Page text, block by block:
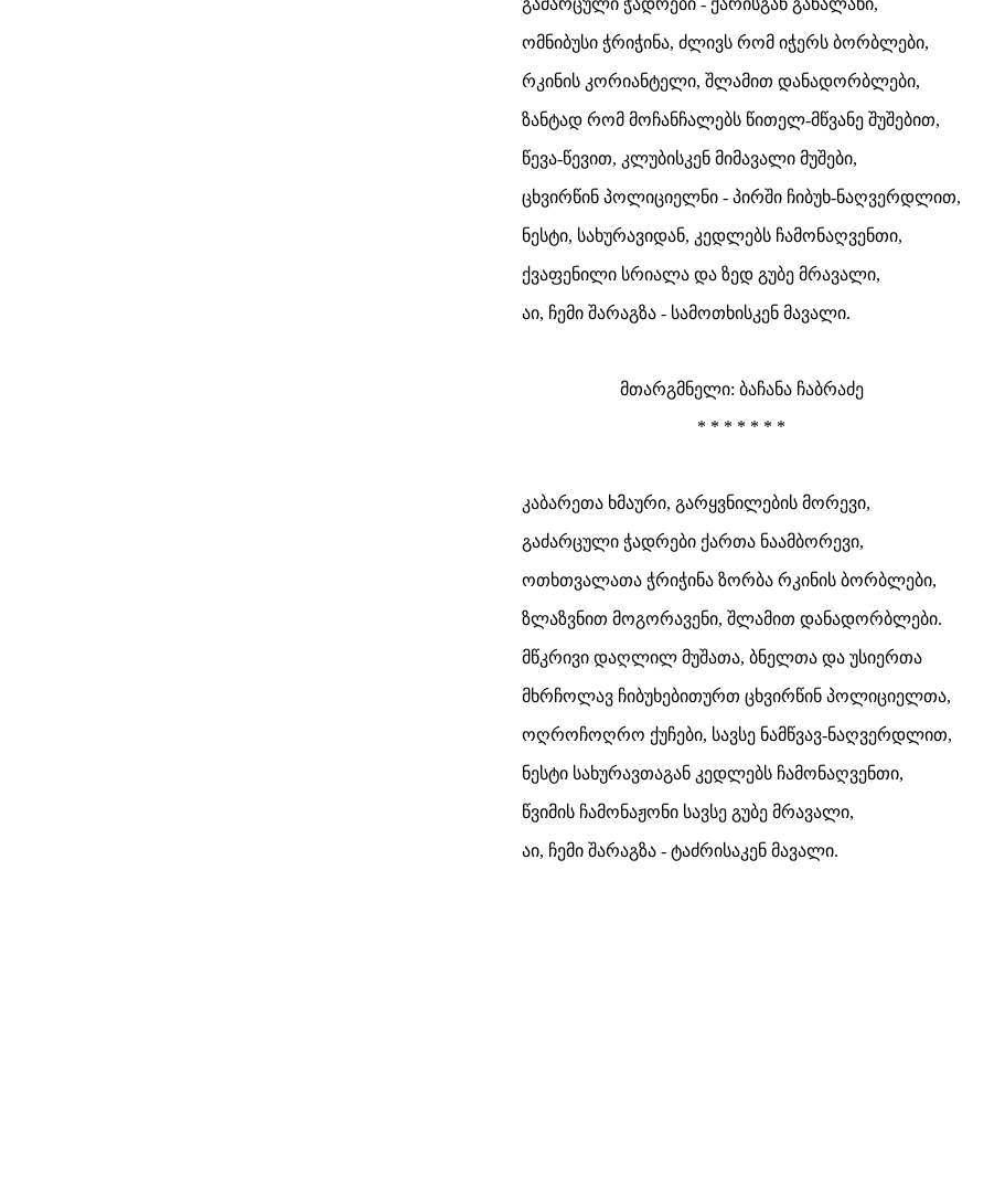
გაძარცული ჭადრები - ქარისგან განალახი,
ომნიბუსი ჭრიჭინა, ძლივს რომ იჭერს ბორბლები,
რკინის კორიანტელი, შლამით დანადორბლები,
ზანტად რომ მოჩანჩალებს წითელ-მწვანე შუშებით,
წევა-წევით, კლუბისკენ მიმავალი მუშები,
ცხვირწინ პოლიციელნი - პირში ჩიბუხ-ნაღვერდლით,
ნესტი, სახურავიდან, კედლებს ჩამონაღვენთი,
ქვაფენილი სრიალა და ზედ გუბე მრავალი,
აი, ჩემი შარაგზა - სამოთხისკენ მავალი.
მთარგმნელი: ბაჩანა ჩაბრაძე
* * * * * * *
კაბარეთა ხმაური, გარყვნილების მორევი,
გაძარცული ჭადრები ქართა ნაამბორევი,
ოთხთვალათა ჭრიჭინა ზორბა რკინის ბორბლები,
ზლაზვნით მოგორავენი, შლამით დანადორბლები.
მწკრივი დაღლილ მუშათა, ბნელთა და უსიერთა
მხრჩოლავ ჩიბუხებითურთ ცხვირწინ პოლიციელთა,
ოღროჩოღრო ქუჩები, სავსე ნამწვავ-ნაღვერდლით,
ნესტი სახურავთაგან კედლებს ჩამონაღვენთი,
წვიმის ჩამონაჟონი სავსე გუბე მრავალი,
აი, ჩემი შარაგზა - ტაძრისაკენ მავალი.